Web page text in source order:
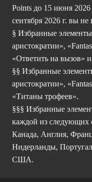
Points до 15 июня
сентября 2026 г. вы
§ Избранные
аристократии»,
«Ответить на вызов»
§§ Избранные
аристократии»,
«Титаны трофеев».
§§§ Избранные
каждой из следующих
Канада, Англия,
Нидерланды,
США.